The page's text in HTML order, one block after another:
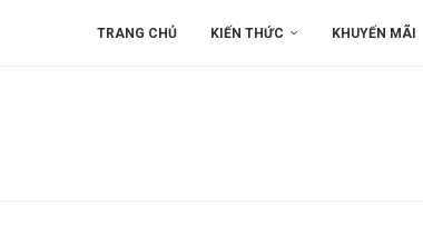
TRANG CHỦ KIẾN THỨC KHUYẾN MÃI